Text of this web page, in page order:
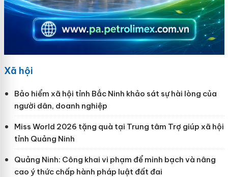
Xã hội
Bảo hiểm xã hội tỉnh Bắc Ninh khảo sát sự hài lòng của
người dân, doanh nghiệp
Miss World 2026 tặng quà tại Trung tâm Trợ giúp xã hội
tỉnh Quảng Ninh
Quảng Ninh: Công khai vi phạm để minh bạch và nâng
cao ý thức chấp hành pháp luật đất đai